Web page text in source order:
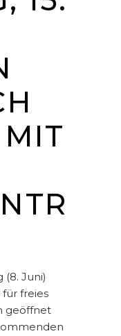
Juni)
freies
geöffnet